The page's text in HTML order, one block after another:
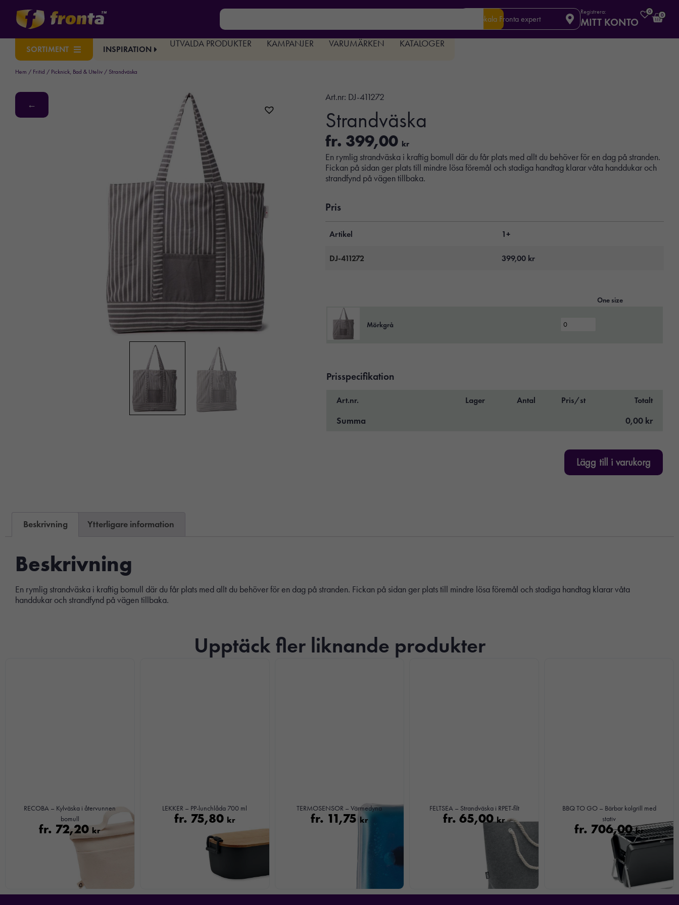
Din lokala Fronta expert
Registrera:
MITT KONTO
0
0
SORTIMENT INSPIRATION
UTVALDA PRODUKTER KAMPANJER VARUMÄRKEN KATALOGER
Hem / Fritid / Picknick, Bad & Uteliv / Strandväska
←
Art.nr: DJ-411272
Strandväska
fr. 399,00 kr
En rymlig strandväska i kraftig bomull där du får plats med allt du behöver för en dag på stranden.
Fickan på sidan ger plats till mindre lösa föremål och stadiga handtag klarar våta handdukar och
strandfynd på vägen tillbaka.
Pris
Artikel 1+
DJ-411272 399,00 kr
One size
Mörkgrå
Prisspecifikation
Art.nr. Lager Antal Pris/st Totalt
Summa 0,00 kr
Lägg till i varukorg
Beskrivning Ytterligare information
Beskrivning
En rymlig strandväska i kraftig bomull där du får plats med allt du behöver för en dag på stranden. Fickan på sidan ger plats till mindre lösa föremål och stadiga handtag klarar våta
handdukar och strandfynd på vägen tillbaka.
Upptäck fler liknande produkter
RECOBA – Kylväska i återvunnen
bomull
fr. 72,20kr
LEKKER – PP-lunchlåda 700 ml
fr. 75,80 kr
TERMOSENSOR – Värmedyna
fr. 11,75 kr
FELTSEA – Strandväska i RPET-filt
fr.65,00kr
BBQ TO GO – Bärbar kolgrill med
stativ
fr. 706,00kr
Nödvändiga
Dessa kakor
går inte att
välja bort. De
behövs för att
över huvud
fungera.